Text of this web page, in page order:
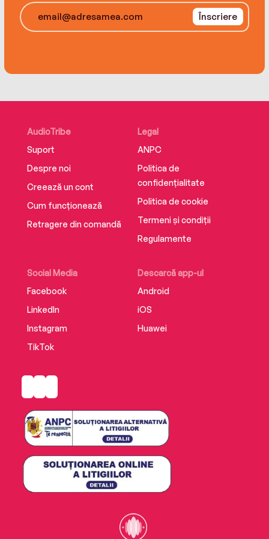
Înscriere
AudioTribe
Suport
Despre noi
Creează un cont
Cum funcționează
Retragere din comandă
Social Media
Facebook
LinkedIn
Instagram
TikTok
Descarcă app-ul
Android
iOS
Huawei
Legal
ANPC
Politica de
confidențialitate
Politica de cookie
Termeni și condiții
Regulamente